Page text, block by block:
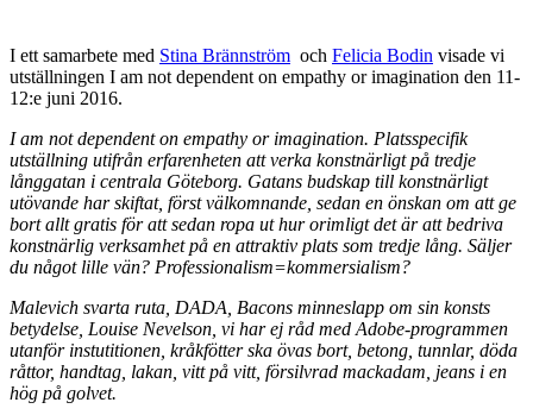
I ett samarbete med Stina Brännström och Felicia Bodin visade vi
utställningen I am not dependent on empathy or imagination den 11-
12:e juni 2016.
I am not dependent on empathy or imagination. Platsspecifik
utställning utifrån erfarenheten att verka konstnärligt på tredje
långgatan i centrala Göteborg. Gatans budskap till konstnärligt
utövande har skiftat, först välkomnande, sedan en önskan om att ge
bort allt gratis för att sedan ropa ut hur orimligt det är att bedriva
konstnärlig verksamhet på en attraktiv plats som tredje lång. Säljer
du något lille vän? Professionalism=kommersialism?
Malevich svarta ruta, DADA, Bacons minneslapp om sin konsts
betydelse, Louise Nevelson, vi har ej råd med Adobe-programmen
utanför instutitionen, kråkfötter ska övas bort, betong, tunnlar, döda
råttor, handtag, lakan, vitt på vitt, försilvrad mackadam, jeans i en
hög på golvet.